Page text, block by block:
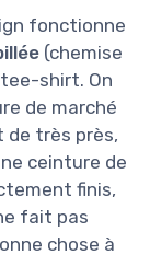
fonctionne
(chemise
shirt. On
de marché
de très près,
ceinture de
finis,
fait pas
chose à